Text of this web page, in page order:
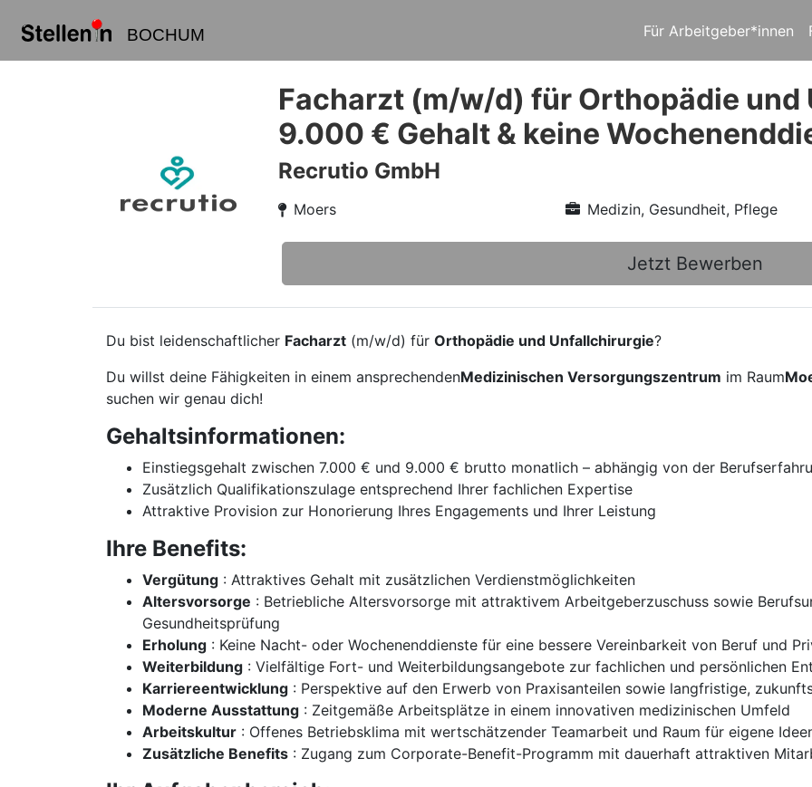
BOCHUM Für Arbeitgeber*innen
Facharzt (m/w/d) für Orthopädie
9.000 € Gehalt & keine
Recrutio GmbH
Moers Medizin, Gesundheit, Pflege
Jetzt Bewerben
Du bist leidenschaftlicher Facharzt (m/w/d) für Orthopädie und Unfallchirurgie?
Du willst deine Fähigkeiten in einem ansprechendenMedizinischen Versorgungszentrum im Raum
suchen wir genau dich!
Gehaltsinformationen:
Einstiegsgehalt zwischen 7.000 € und 9.000 € brutto monatlich – abhängig von der
Zusätzlich Qualifikationszulage entsprechend Ihrer fachlichen Expertise
Attraktive Provision zur Honorierung Ihres Engagements und Ihrer Leistung
Ihre Benefits:
Vergütung : Attraktives Gehalt mit zusätzlichen Verdienstmöglichkeiten
Altersvorsorge : Betriebliche Altersvorsorge mit attraktivem Arbeitgeberzuschuss sowie
Gesundheitsprüfung
Erholung : Keine Nacht- oder Wochenenddienste für eine bessere Vereinbarkeit von Beruf und
Weiterbildung : Vielfältige Fort- und Weiterbildungsangebote zur fachlichen und persönlichen
Karriereentwicklung : Perspektive auf den Erwerb von Praxisanteilen sowie langfristige,
Moderne Ausstattung : Zeitgemäße Arbeitsplätze in einem innovativen medizinischen Umfeld
Arbeitskultur : Offenes Betriebsklima mit wertschätzender Teamarbeit und Raum für eigene
Zusätzliche Benefits : Zugang zum Corporate-Benefit-Programm mit dauerhaft attraktiven